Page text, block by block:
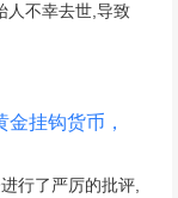
人不幸去世,导致
挂钩货币，
行了严厉的批评,